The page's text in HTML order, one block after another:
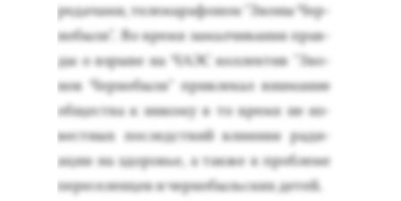
реда­чами, те­лема­рафо­ном "Зво­ны Чер­
но­быля". Во вре­мя за­мал­чи­вания прав­
ды о взры­ве на ЧА­ЭС кол­лектив "Зво­
нов Чер­но­быля" прив­ле­кал вни­мание
об­щес­тва к ни­кому в то вре­мя не из­
вес­тных пос­ледс­твий вли­яния ра­ди­
ации на здо­ровье, а так­же к проб­ле­ме
пе­ресе­лен­цев и чер­но­быль­ских де­тей.